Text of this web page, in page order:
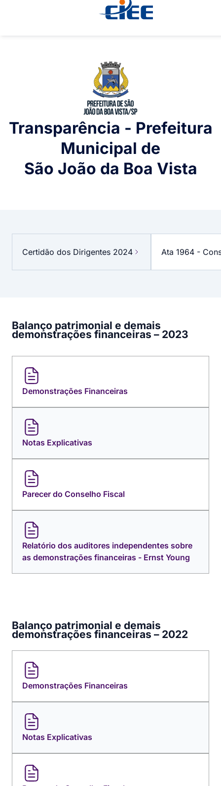
Transparência - Prefeitura
Municipal de
São João da Boa Vista
DOCUMENTOS
DA
PARCERIA
Certidão dos Dirigentes 2024 Ata 1964 -
Balanço patrimonial e demais
demonstrações financeiras – 2023
Demonstrações Financeiras
Notas Explicativas
Parecer do Conselho Fiscal
Relatório dos auditores independentes sobre
as demonstrações financeiras - Ernst Young
Balanço patrimonial e demais
demonstrações financeiras – 2022
Demonstrações Financeiras
Notas Explicativas